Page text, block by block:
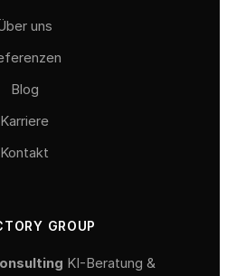
uns
Blog
Karriere
Kontakt
GROUP
KI-Beratung &